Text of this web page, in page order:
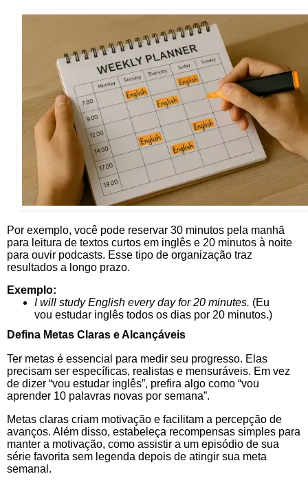
Por exemplo, você pode reservar 30 minutos pela manhã
para leitura de textos curtos em inglês e 20 minutos à noite
para ouvir podcasts. Esse tipo de organização traz
resultados a longo prazo.
Exemplo:
I will study English every day for 20 minutes. (Eu
vou estudar inglês todos os dias por 20 minutos.)
Defina Metas Claras e Alcançáveis
Ter metas é essencial para medir seu progresso. Elas
precisam ser específicas, realistas e mensuráveis. Em vez
de dizer “vou estudar inglês”, prefira algo como “vou
aprender 10 palavras novas por semana”.
Metas claras criam motivação e facilitam a percepção de
avanços. Além disso, estabeleça recompensas simples para
manter a motivação, como assistir a um episódio de sua
série favorita sem legenda depois de atingir sua meta
semanal.